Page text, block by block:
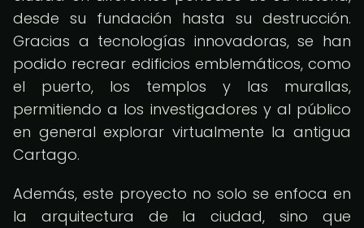
desde su fundación hasta su destrucción.
Gracias a tecnologías innovadoras, se han
podido recrear edificios emblemáticos, como
el puerto, los templos y las murallas,
permitiendo a los investigadores y al público
en general explorar virtualmente la antigua
Cartago.
Además, este proyecto no solo se enfoca en
la arquitectura de la ciudad, sino que